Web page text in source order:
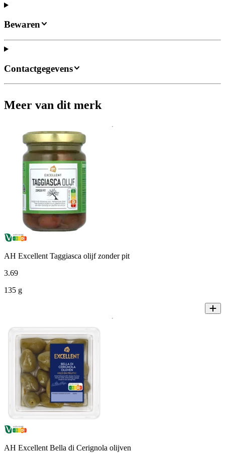
Bewaren
Contactgegevens
Meer van dit merk
AH Excellent Taggiasca olijf zonder pit
3.69
135 g
AH Excellent Bella di Cerignola olijven